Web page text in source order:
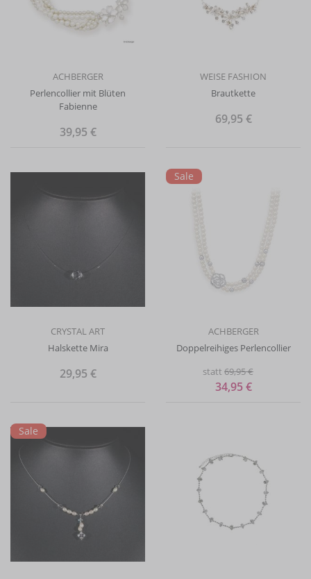
ACHBERGER
Perlencollier mit Blüten
Fabienne
39,95 €
WEISE FASHION
Brautkette
69,95 €
CRYSTAL ART
Halskette Mira
29,95 €
Sale
ACHBERGER
Doppelreihiges Perlencollier
statt 69,95 €
34,95 €
Sale